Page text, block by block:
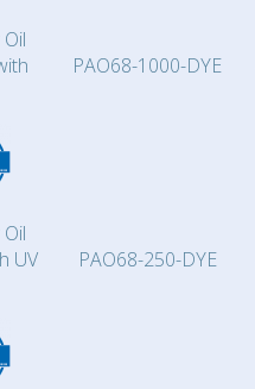
PAO68-1000-DYE
UV
PAO68-250-DYE